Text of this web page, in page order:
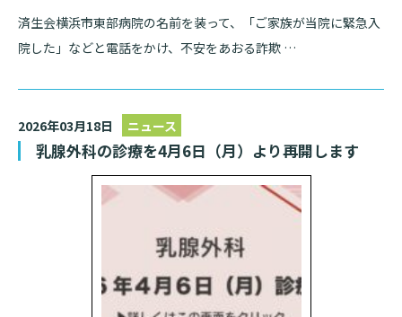
検索する
済生会横浜市東部病院の名前を装って、「ご家族が当院に緊急入
院した」などと電話をかけ、不安をあおる詐欺 …
2026年03月18日 ニュース
乳腺外科の診療を4月6日（月）より再開します